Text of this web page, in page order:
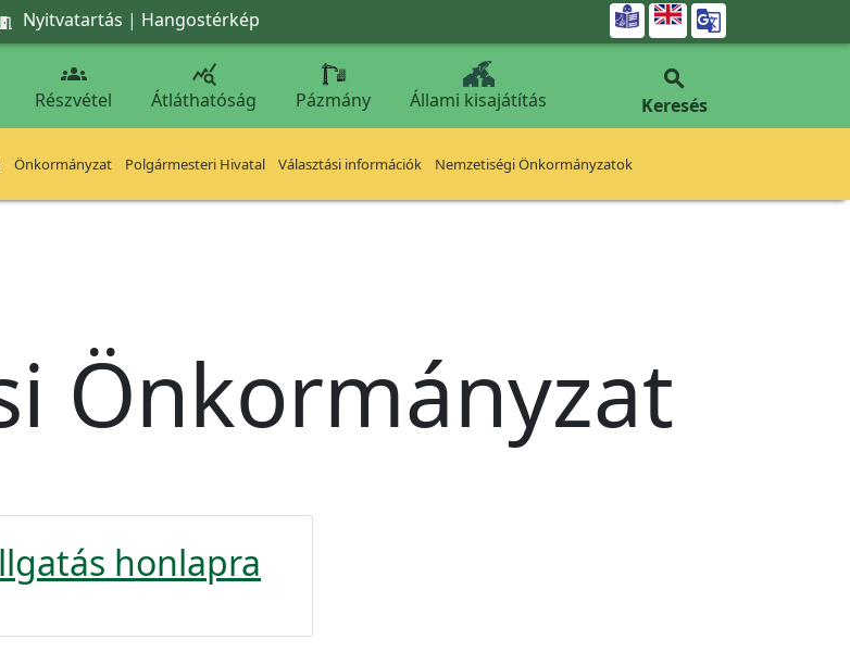
 Nyitvatartás | Hangostérkép 

Részvétel

Átláthatóság Pázmány Állami kisajátítás

Keresés
Önkormányzat Polgármesteri Hivatal Választási információk Nemzetiségi Önkormányzatok
Önkormányzat
honlapra